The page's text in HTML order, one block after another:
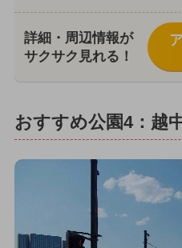
詳細・周辺情報が
サクサク見れる！
おすすめ公園4：越